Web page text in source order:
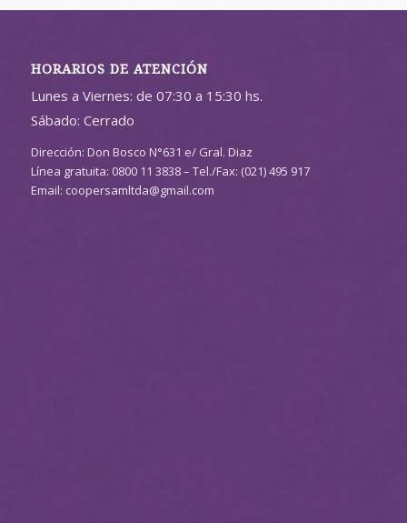
HORARIOS DE ATENCIÓN
Lunes a Viernes: de 07:30 a 15:30 hs.
Sábado: Cerrado
Dirección: Don Bosco N°631 e/ Gral. Diaz
Línea gratuita: 0800 11 3838 – Tel./Fax: (021) 495 917
Email: coopersamltda@gmail.com